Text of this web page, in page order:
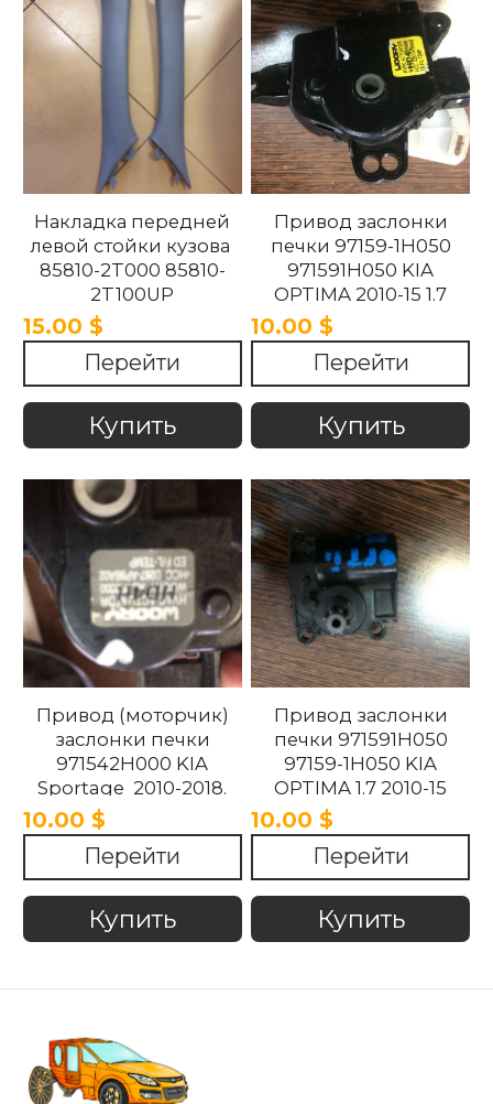
Накладка передней
левой стойки кузова
85810-2T000 85810-
2T100UP
858102T100UP
858102T000 Kia
Optima 2010 -2015.
15.00 $
Перейти
Купить
Привод заслонки
печки 97159-1H050
971591H050 KIA
OPTIMA 2010-15 1.7
10.00 $
Перейти
Купить
Привод (моторчик)
заслонки печки
971542H000 KIA
Sportage 2010-2018.
10.00 $
Перейти
Купить
Привод заслонки
печки 971591H050
97159-1H050 KIA
OPTIMA 1.7 2010-15
10.00 $
Перейти
Купить